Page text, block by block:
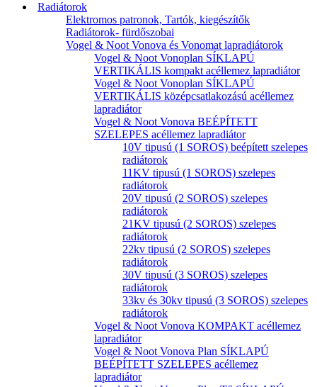
Radiátorok
Elektromos patronok, Tartók, kiegészítők
Radiátorok- fürdőszobai
Vogel & Noot Vonova és Vonomat lapradiátorok
Vogel & Noot Vonoplan SÍKLAPÚ
VERTIKÁLIS kompakt acéllemez lapradiátor
Vogel & Noot Vonoplan SÍKLAPÚ
VERTIKÁLIS középcsatlakozású acéllemez
lapradiátor
Vogel & Noot Vonova BEÉPÍTETT
SZELEPES acéllemez lapradiátor
10V tipusú (1 SOROS) beépített szelepes
radiátorok
11KV tipusú (1 SOROS) szelepes
radiátorok
20V tipusú (2 SOROS) szelepes
radiátorok
21KV tipusú (2 SOROS) szelepes
radiátorok
22kv tipusú (2 SOROS) szelepes
radiátorok
30V tipusú (3 SOROS) szelepes
radiátorok
33kv és 30kv tipusú (3 SOROS) szelepes
radiátorok
Vogel & Noot Vonova KOMPAKT acéllemez
lapradiátor
Vogel & Noot Vonova Plan SÍKLAPÚ
BEÉPÍTETT SZELEPES acéllemez
lapradiátor